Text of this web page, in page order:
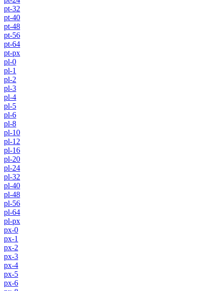
pt-32
pt-40
pt-48
pt-56
pt-64
pt-px
pl-0
pl-1
pl-2
pl-3
pl-4
pl-5
pl-6
pl-8
pl-10
pl-12
pl-16
pl-20
pl-24
pl-32
pl-40
pl-48
pl-56
pl-64
pl-px
px-0
px-1
px-2
px-3
px-4
px-5
px-6